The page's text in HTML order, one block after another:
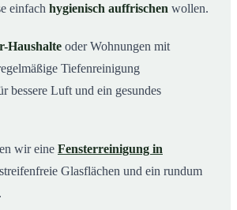
einfach hygienisch auffrischen wollen.
Haushalte oder Wohnungen mit
Tiefenreinigung
bessere Luft und ein gesundes
wir eine Fensterreinigung in
Glasflächen und ein rundum